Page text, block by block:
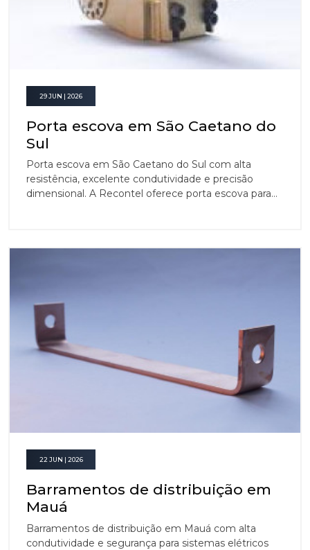
29 JUN | 2026
Porta escova em São Caetano do
Sul
Porta escova em São Caetano do Sul com alta
resistência, excelente condutividade e precisão
dimensional. A Recontel oferece porta escova para
22 JUN | 2026
Barramentos de distribuição em
Mauá
Barramentos de distribuição em Mauá com alta
condutividade e segurança para sistemas elétricos